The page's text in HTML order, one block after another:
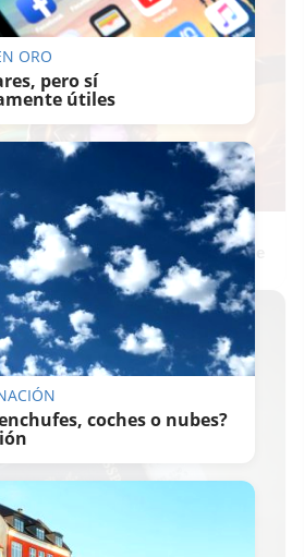
de la vieja escuela ¡Cómo los de
ORO
pero sí
útiles
coches o nubes?